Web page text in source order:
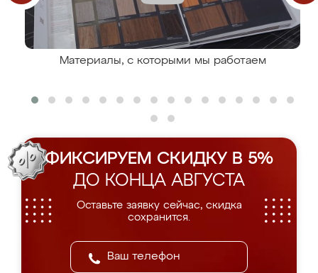
Материалы, с которыми мы работаем
ФИКСИРУЕМ СКИДКУ В 5%
ДО КОНЦА АВГУСТА
Оставьте заявку сейчас, скидка
сохранится.